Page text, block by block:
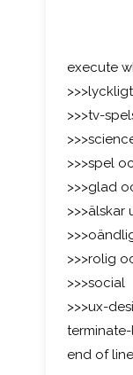
execute
>>>tv-
>>>spel
>>>glad
>>>älskar
>>>rolig
>>>social
>>>ux-
end of